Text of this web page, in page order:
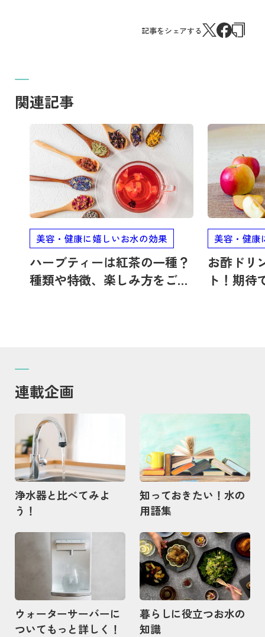
記事をシェアする
関連記事
美容・健康に嬉しいお水の効果
ハーブティーは紅茶の一種？
種類や特徴、楽しみ方をご紹
記事を読む
美容・健康
お酢ドリ
ト！期待
記事を読む
連載企画
浄水器と比べてみよ
う！
記事を読む
知っておきたい！水の
用語集
ウォーターサーバーに
ついてもっと詳しく！
記事を読む
暮らしに役立つお水の
知識
記事を読む